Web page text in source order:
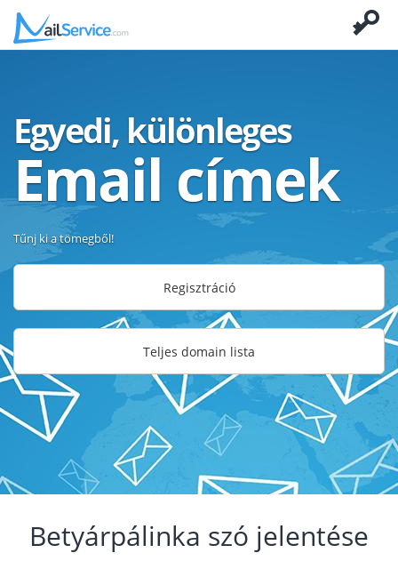
Egyedi, különleges
Email címek
Tűnj ki a tömegből!
Regisztráció
Teljes domain lista
Betyárpálinka szó jelentése